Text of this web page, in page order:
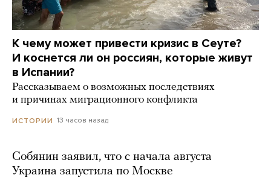
К чему может привести кризис в Сеуте?
И коснется ли он россиян, которые живут
в Испании?
Рассказываем о возможных последствиях
и причинах миграционного конфликта
ИСТОРИИ 13 часов назад
Собянин заявил, что с начала августа
Украина запустила по Москве